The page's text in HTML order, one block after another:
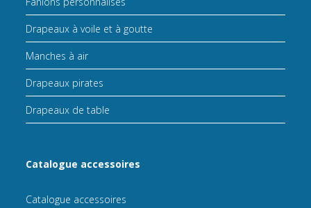
Drapeaux à voile et à goutte
Manches à air
Drapeaux pirates
Drapeaux de table
Catalogue accessoires
Catalogue accessoires